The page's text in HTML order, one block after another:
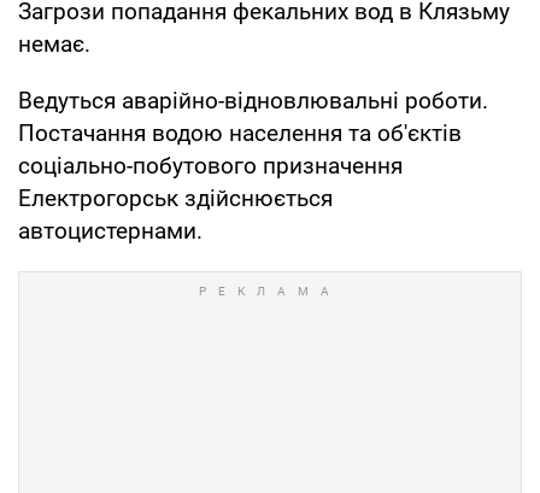
Загрози попадання фекальних вод в Клязьму
немає.
Ведуться аварійно-відновлювальні роботи.
Постачання водою населення та об'єктів
соціально-побутового призначення
Електрогорськ здійснюється
автоцистернами.